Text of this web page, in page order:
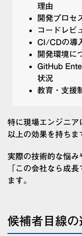
理由
開発プロセ
コードレビ
CI/CDの導
開発環境に
GitHub
状況
教育・支援
特に現場エンジニア
以上の効果を持ちま
実際の技術的な悩み
「この会社なら成
ます。
候補者目線